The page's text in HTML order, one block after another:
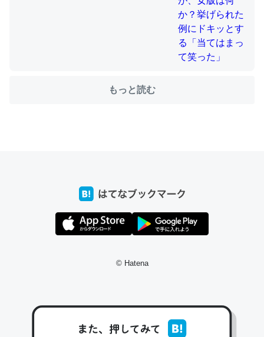
位置情報を共有してる。電池残量や充電中かが分かるので
─たまにLINEするくらいだった遠方の父67歳と僕。ITツール導入で
コミュニケーションが劇的に変化した｜tayorini by LIFULL介護
コミュニケーションが劇的に変化した｜tayorini by LIFULL介護
私も3年前ぐらいに祖母の家に設置した。ポケットWifiみ
https://toyoshi.hatenablog.com/entry/2019/05/15/1805
もっと読む
© Hatena